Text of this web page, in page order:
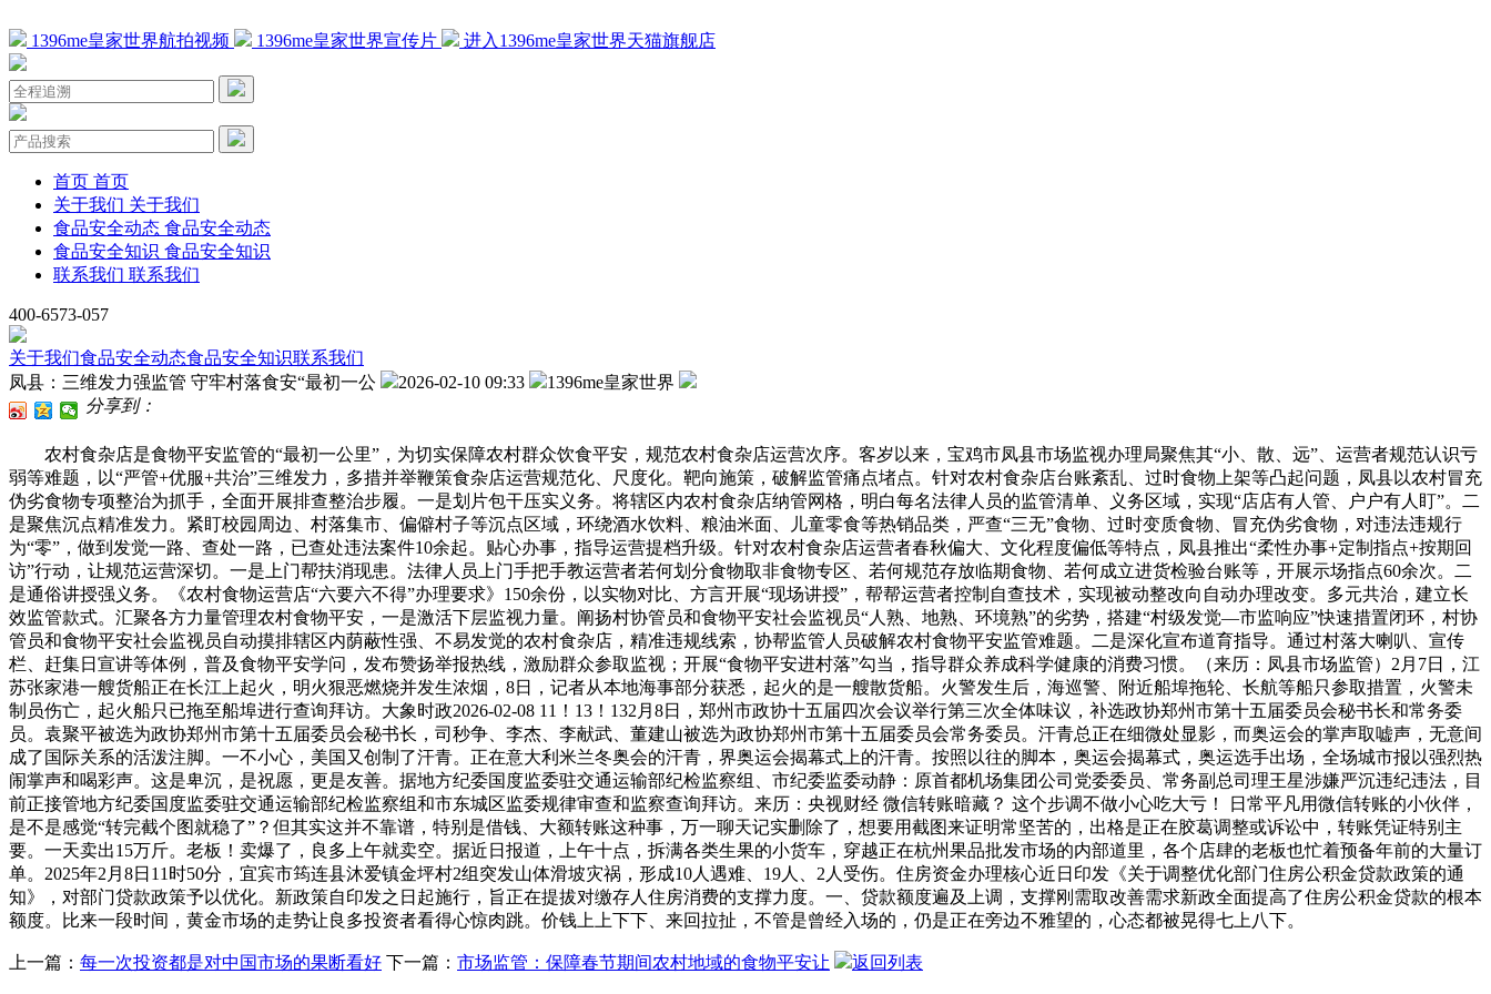
1396me皇家世界航拍视频 1396me皇家世界宣传片 进入1396me皇家世界天猫旗舰店
首页 首页
关于我们 关于我们
食品安全动态 食品安全动态
食品安全知识 食品安全知识
联系我们 联系我们
400-6573-057
关于我们食品安全动态食品安全知识联系我们
凤县：三维发力强监管 守牢村落食安“最初一公
2026-02-10 09:33
1396me皇家世界
分享到：
农村食杂店是食物平安监管的“最初一公里”，为切实保障农村群众饮食平安，规范农村食杂店运营次序。客岁以来，宝鸡市凤县市场监视办理局聚焦其“小、散、远”、运营者规范认识亏
弱等难题，以“严管+优服+共治”三维发力，多措并举鞭策食杂店运营规范化、尺度化。靶向施策，破解监管痛点堵点。针对农村食杂店台账紊乱、过时食物上架等凸起问题，凤县以农村冒充
伪劣食物专项整治为抓手，全面开展排查整治步履。一是划片包干压实义务。将辖区内农村食杂店纳管网格，明白每名法律人员的监管清单、义务区域，实现“店店有人管、户户有人盯”。二
是聚焦沉点精准发力。紧盯校园周边、村落集市、偏僻村子等沉点区域，环绕酒水饮料、粮油米面、儿童零食等热销品类，严查“三无”食物、过时变质食物、冒充伪劣食物，对违法违规行
为“零”，做到发觉一路、查处一路，已查处违法案件10余起。贴心办事，指导运营提档升级。针对农村食杂店运营者春秋偏大、文化程度偏低等特点，凤县推出“柔性办事+定制指点+按期回
访”行动，让规范运营深切。一是上门帮扶消现患。法律人员上门手把手教运营者若何划分食物取非食物专区、若何规范存放临期食物、若何成立进货检验台账等，开展示场指点60余次。二
是通俗讲授强义务。《农村食物运营店“六要六不得”办理要求》150余份，以实物对比、方言开展“现场讲授”，帮帮运营者控制自查技术，实现被动整改向自动办理改变。多元共治，建立长
效监管款式。汇聚各方力量管理农村食物平安，一是激活下层监视力量。阐扬村协管员和食物平安社会监视员“人熟、地熟、环境熟”的劣势，搭建“村级发觉—市监响应”快速措置闭环，村协
管员和食物平安社会监视员自动摸排辖区内荫蔽性强、不易发觉的农村食杂店，精准违规线索，协帮监管人员破解农村食物平安监管难题。二是深化宣布道育指导。通过村落大喇叭、宣传
栏、赶集日宣讲等体例，普及食物平安学问，发布赞扬举报热线，激励群众参取监视；开展“食物平安进村落”勾当，指导群众养成科学健康的消费习惯。（来历：凤县市场监管）2月7日，江
苏张家港一艘货船正在长江上起火，明火狠恶燃烧并发生浓烟，8日，记者从本地海事部分获悉，起火的是一艘散货船。火警发生后，海巡警、附近船埠拖轮、长航等船只参取措置，火警未
制员伤亡，起火船只已拖至船埠进行查询拜访。大象时政2026-02-08 11！13！132月8日，郑州市政协十五届四次会议举行第三次全体味议，补选政协郑州市第十五届委员会秘书长和常务委
员。袁聚平被选为政协郑州市第十五届委员会秘书长，司秒争、李杰、李献武、董建山被选为政协郑州市第十五届委员会常务委员。汗青总正在细微处显影，而奥运会的掌声取嘘声，无意间
成了国际关系的活泼注脚。一不小心，美国又创制了汗青。正在意大利米兰冬奥会的汗青，界奥运会揭幕式上的汗青。按照以往的脚本，奥运会揭幕式，奥运选手出场，全场城市报以强烈热
闹掌声和喝彩声。这是卑沉，是祝愿，更是友善。据地方纪委国度监委驻交通运输部纪检监察组、市纪委监委动静：原首都机场集团公司党委委员、常务副总司理王星涉嫌严沉违纪违法，目
前正接管地方纪委国度监委驻交通运输部纪检监察组和市东城区监委规律审查和监察查询拜访。来历：央视财经 微信转账暗藏？ 这个步调不做小心吃大亏！ 日常平凡用微信转账的小伙伴，
是不是感觉“转完截个图就稳了”？但其实这并不靠谱，特别是借钱、大额转账这种事，万一聊天记实删除了，想要用截图来证明常坚苦的，出格是正在胶葛调整或诉讼中，转账凭证特别主
要。一天卖出15万斤。老板！卖爆了，良多上午就卖空。据近日报道，上午十点，拆满各类生果的小货车，穿越正在杭州果品批发市场的内部道里，各个店肆的老板也忙着预备年前的大量订
单。2025年2月8日11时50分，宜宾市筠连县沐爱镇金坪村2组突发山体滑坡灾祸，形成10人遇难、19人、2人受伤。住房资金办理核心近日印发《关于调整优化部门住房公积金贷款政策的通
知》，对部门贷款政策予以优化。新政策自印发之日起施行，旨正在提拔对缴存人住房消费的支撑力度。一、贷款额度遍及上调，支撑刚需取改善需求新政全面提高了住房公积金贷款的根本
额度。比来一段时间，黄金市场的走势让良多投资者看得心惊肉跳。价钱上上下下、来回拉扯，不管是曾经入场的，仍是正在旁边不雅望的，心态都被晃得七上八下。
上一篇： 每一次投资都是对中国市场的果断看好 下一篇： 市场监管：保障春节期间农村地域的食物平安让 返回列表